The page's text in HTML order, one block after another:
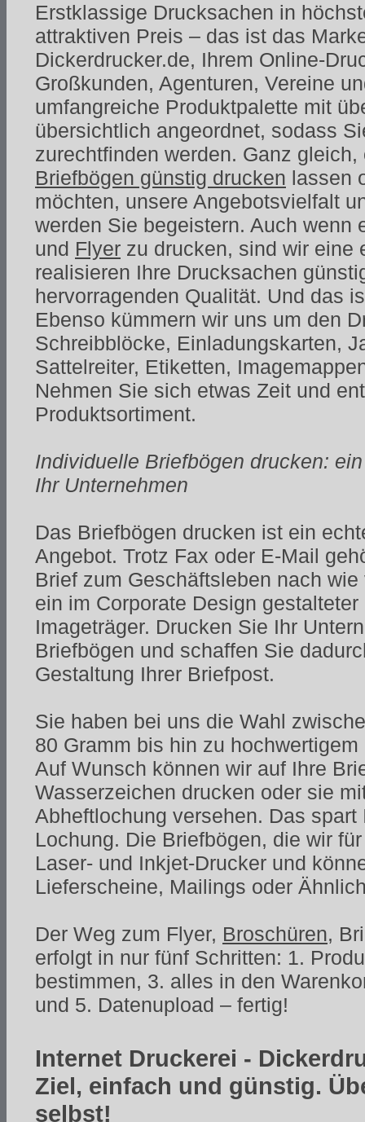
Erstklassige Drucksachen in
attraktiven Preis – das ist das
Dickerdrucker.de, Ihrem Online-
Großkunden, Agenturen, Vereine
umfangreiche Produktpalette mit
übersichtlich angeordnet, sodass
zurechtfinden werden. Ganz
Briefbögen günstig drucken lassen
möchten, unsere Angebotsvielfalt
werden Sie begeistern. Auch wenn
und Flyer zu drucken, sind wir eine
realisieren Ihre Drucksachen
hervorragenden Qualität. Und das
Ebenso kümmern wir uns um den
Schreibblöcke, Einladungskarten,
Sattelreiter, Etiketten,
Nehmen Sie sich etwas Zeit und
Produktsortiment.
Individuelle Briefbögen drucken:
Ihr Unternehmen
Das Briefbögen drucken ist ein
Angebot. Trotz Fax oder E-Mail
Brief zum Geschäftsleben nach
ein im Corporate Design
Imageträger. Drucken Sie Ihr
Briefbögen und schaffen Sie
Gestaltung Ihrer Briefpost.
Sie haben bei uns die Wahl
80 Gramm bis hin zu
Auf Wunsch können wir auf Ihre
Wasserzeichen drucken oder sie
Abheftlochung versehen. Das
Lochung. Die Briefbögen, die wir
Laser- und Inkjet-Drucker und
Lieferscheine, Mailings oder
Der Weg zum Flyer, Broschüren,
erfolgt in nur fünf Schritten: 1.
bestimmen, 3. alles in den
und 5. Datenupload – fertig!
Internet Druckerei -
Ziel, einfach und günstig.
selbst!